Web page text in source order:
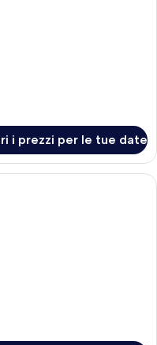
i prezzi per le tue date
camera d'albergo con due letti,